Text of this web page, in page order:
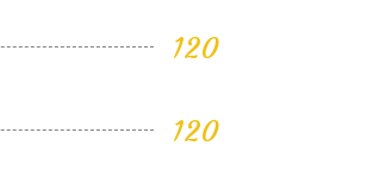
120
120